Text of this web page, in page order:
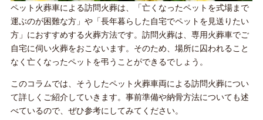
ペット火葬車による訪問火葬は、「亡くなったペットを式場まで
運ぶのが困難な方」や「長年暮らした自宅でペットを見送りたい
方」におすすめする火葬方法です。訪問火葬は、専用火葬車でご
自宅に伺い火葬をおこないます。そのため、場所に囚われること
なく亡くなったペットを弔うことができるでしょう。
このコラムでは、そうしたペット火葬車両による訪問火葬につい
て詳しくご紹介していきます。事前準備や納骨方法についても述
べているので、ぜひ参考にしてみてください。